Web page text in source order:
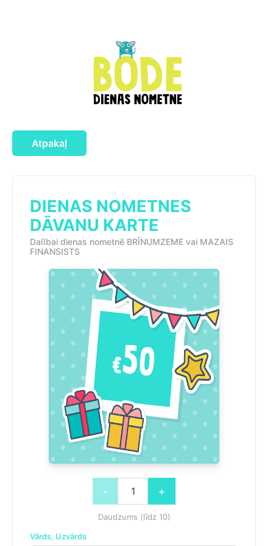
Atpakaļ
DIENAS NOMETNES
DĀVANU KARTE
Dalībai dienas nometnē BRĪNUMZEME vai MAZAIS
FINANSISTS
- +
Daudzums (līdz 10)
Vārds, Uzvārds